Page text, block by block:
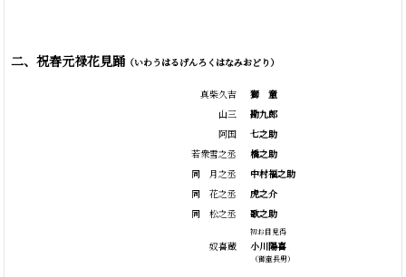
二、祝春元禄花見踊（いわうはるげんろくはなみおどり）
真柴久吉
山三
阿国
若衆雪之丞
同 月之丞
同 花之丞
同 松之丞
奴喜蔵
獅
童
勘九郎
七之助
橋之助
中村福之助
虎之介
歌之助
初お目見得
小川陽喜
（獅童長男）